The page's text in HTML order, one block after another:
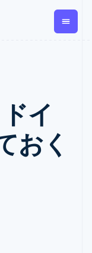
Global
Payouts
第三者
への入
金
イ
おく